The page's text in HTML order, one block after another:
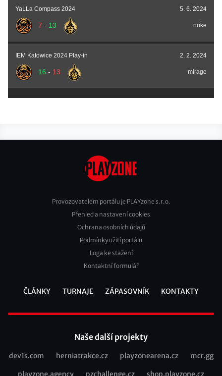
YaLLa Compass 2024 5. 6. 2024
7 - 13 nuke
IEM Katowice 2024 Play-in 2. 2. 2024
16 - 13 mirage
Footer
Provozovatelem portálu je PLAYzone s.r.o.
Přehled a nastavení cookies
Ochrana osobních údajů
Podmínky užití portálu
Loga ke stažení
Kontaktní formulář
ČLÁNKY TURNAJE ZÁPASOVNÍK KONTAKTY
Naše další projekty
Recommended
dev1s.com herniatrakce.cz playzonearena.cz mcr.gg